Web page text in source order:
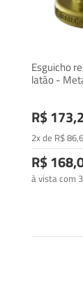
Esguicho
latão -
R$
2x de R$86
R$
à vista com